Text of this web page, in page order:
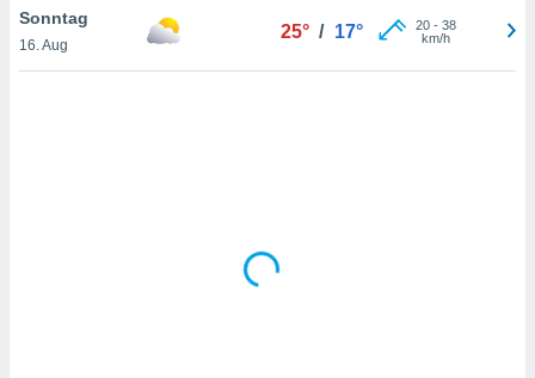
Sonntag
16. Aug
25° / 17° 20- 38
km/h